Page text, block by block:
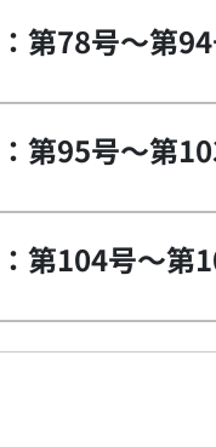
：第78号～第
：第95号～第
：第104号～第